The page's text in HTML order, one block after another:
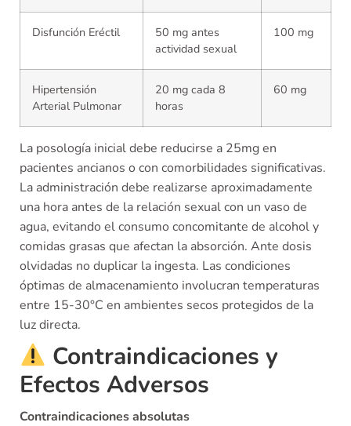
Disfunción Eréctil
50 mg antes
actividad sexual
100 mg
Hipertensión
Arterial Pulmonar
20 mg cada 8
horas
60 mg
La posología inicial debe reducirse a 25mg en
pacientes ancianos o con comorbilidades significativas.
La administración debe realizarse aproximadamente
una hora antes de la relación sexual con un vaso de
agua, evitando el consumo concomitante de alcohol y
comidas grasas que afectan la absorción. Ante dosis
olvidadas no duplicar la ingesta. Las condiciones
óptimas de almacenamiento involucran temperaturas
entre 15-30°C en ambientes secos protegidos de la
luz directa.
Contraindicaciones y
Efectos Adversos
Contraindicaciones absolutas